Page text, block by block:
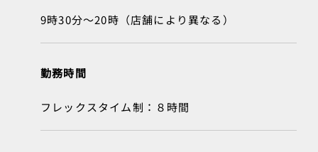
9時30分～20時（店舗により異なる）
勤務時間
フレックスタイム制：８時間